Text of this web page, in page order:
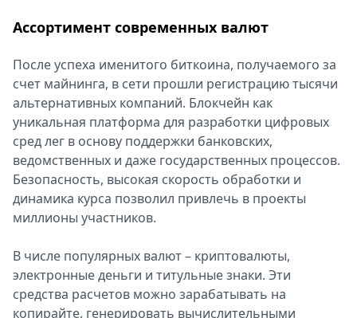
Спецпроекты
Выборы
2026
Скачай
Metro
Ассортимент современных валют
После успеха именитого биткоина, получаемого за
счет майнинга, в сети прошли регистрацию тысячи
альтернативных компаний. Блокчейн как
уникальная платформа для разработки цифровых
сред лег в основу поддержки банковских,
ведомственных и даже государственных процессов.
Безопасность, высокая скорость обработки и
динамика курса позволил привлечь в проекты
миллионы участников.
В числе популярных валют – криптовалюты,
электронные деньги и титульные знаки. Эти
средства расчетов можно зарабатывать на
копирайте, генерировать вычислительными